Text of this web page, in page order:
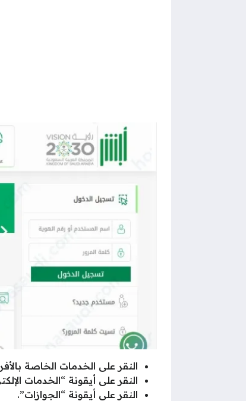
النقر على الخدمات الخاصة
النقر على أيقونة “الخدمات
النقر على أيقونة “الجوازات”.